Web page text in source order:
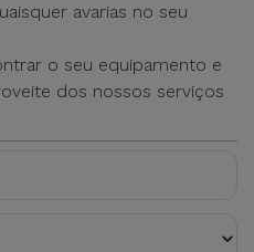
avarias no seu
o seu equipamento e
dos nossos serviços